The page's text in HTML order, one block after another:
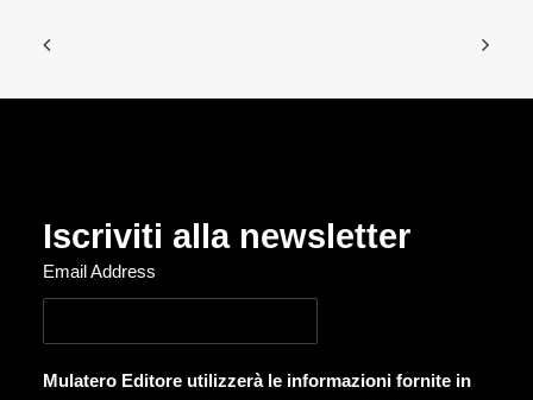
Iscriviti alla newsletter
Email Address
Mulatero Editore utilizzerà le informazioni fornite in